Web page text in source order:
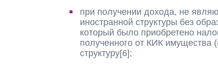
при получении дохода, не
иностранной структуры без
который было приобретено
полученного от КИК имущества
структуру[6];